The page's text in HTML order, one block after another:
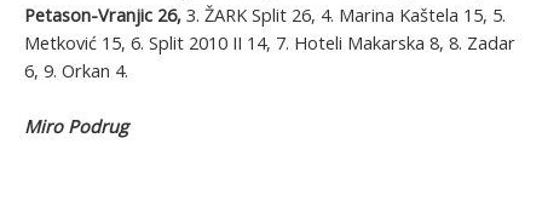
Petason-Vranjic 26, 3. ŽARK Split 26, 4. Marina Kaštela 15, 5.
Metković 15, 6. Split 2010 II 14, 7. Hoteli Makarska 8, 8. Zadar
6, 9. Orkan 4.
Miro Podrug